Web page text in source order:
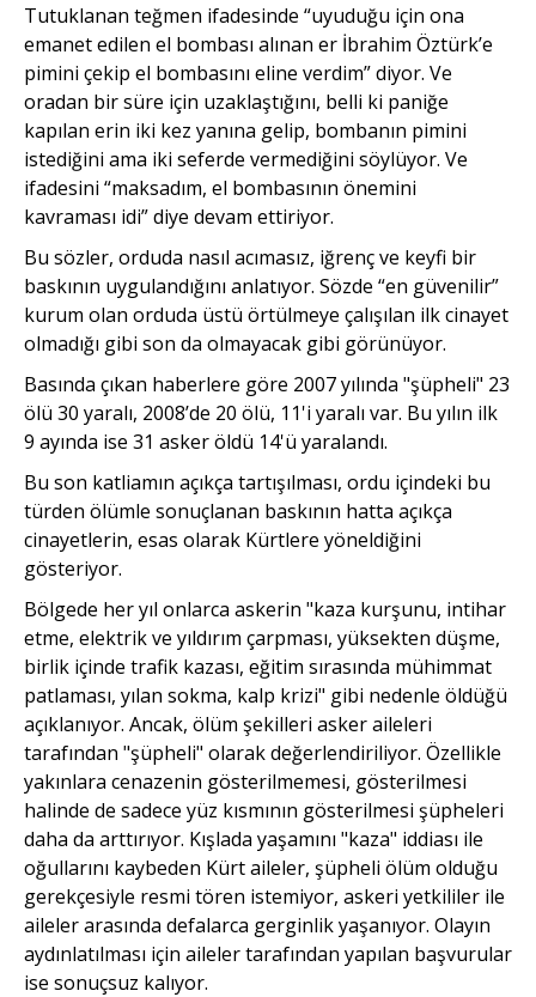
Tutuklanan teğmen ifadesinde “uyuduğu için ona
emanet edilen el bombası alınan er İbrahim Öztürk’e
pimini çekip el bombasını eline verdim” diyor. Ve
oradan bir süre için uzaklaştığını, belli ki paniğe
kapılan erin iki kez yanına gelip, bombanın pimini
istediğini ama iki seferde vermediğini söylüyor. Ve
ifadesini “maksadım, el bombasının önemini
kavraması idi” diye devam ettiriyor.
Bu sözler, orduda nasıl acımasız, iğrenç ve keyfi bir
baskının uygulandığını anlatıyor. Sözde “en güvenilir”
kurum olan orduda üstü örtülmeye çalışılan ilk cinayet
olmadığı gibi son da olmayacak gibi görünüyor.
Basında çıkan haberlere göre 2007 yılında "şüpheli" 23
ölü 30 yaralı, 2008’de 20 ölü, 11'i yaralı var. Bu yılın ilk
9 ayında ise 31 asker öldü 14'ü yaralandı.
Bu son katliamın açıkça tartışılması, ordu içindeki bu
türden ölümle sonuçlanan baskının hatta açıkça
cinayetlerin, esas olarak Kürtlere yöneldiğini
gösteriyor.
Bölgede her yıl onlarca askerin "kaza kurşunu, intihar
etme, elektrik ve yıldırım çarpması, yüksekten düşme,
birlik içinde trafik kazası, eğitim sırasında mühimmat
patlaması, yılan sokma, kalp krizi" gibi nedenle öldüğü
açıklanıyor. Ancak, ölüm şekilleri asker aileleri
tarafından "şüpheli" olarak değerlendiriliyor. Özellikle
yakınlara cenazenin gösterilmemesi, gösterilmesi
halinde de sadece yüz kısmının gösterilmesi şüpheleri
daha da arttırıyor. Kışlada yaşamını "kaza" iddiası ile
oğullarını kaybeden Kürt aileler, şüpheli ölüm olduğu
gerekçesiyle resmi tören istemiyor, askeri yetkililer ile
aileler arasında defalarca gerginlik yaşanıyor. Olayın
aydınlatılması için aileler tarafından yapılan başvurular
ise sonuçsuz kalıyor.